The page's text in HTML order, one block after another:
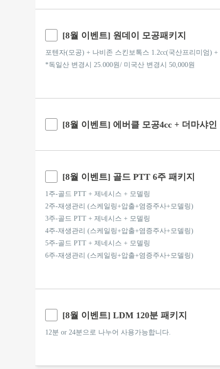
[8월 이벤트] 원데이 모공패키지
포텐자(모공) + 나비존 스킨보톡스 1.2cc(국산프리미엄)
*독일산 변경시 25.000원/ 미국산 변경시 50,000원
[8월 이벤트] 에버클 모공4cc + 더마샤
[8월 이벤트] 골드 PTT 6주 패키지
1주-골드 PTT + 제네시스 + 모델링
2주-재생관리 (스케일링+압출+염증주사+모델링)
3주-골드 PTT + 제네시스 + 모델링
4주-재생관리 (스케일링+압출+염증주사+모델링)
5주-골드 PTT + 제네시스 + 모델링
6주-재생관리 (스케일링+압출+염증주사+모델링)
[8월 이벤트] LDM 120분 패키지
12분 or 24분으로 나누어 사용가능합니다.